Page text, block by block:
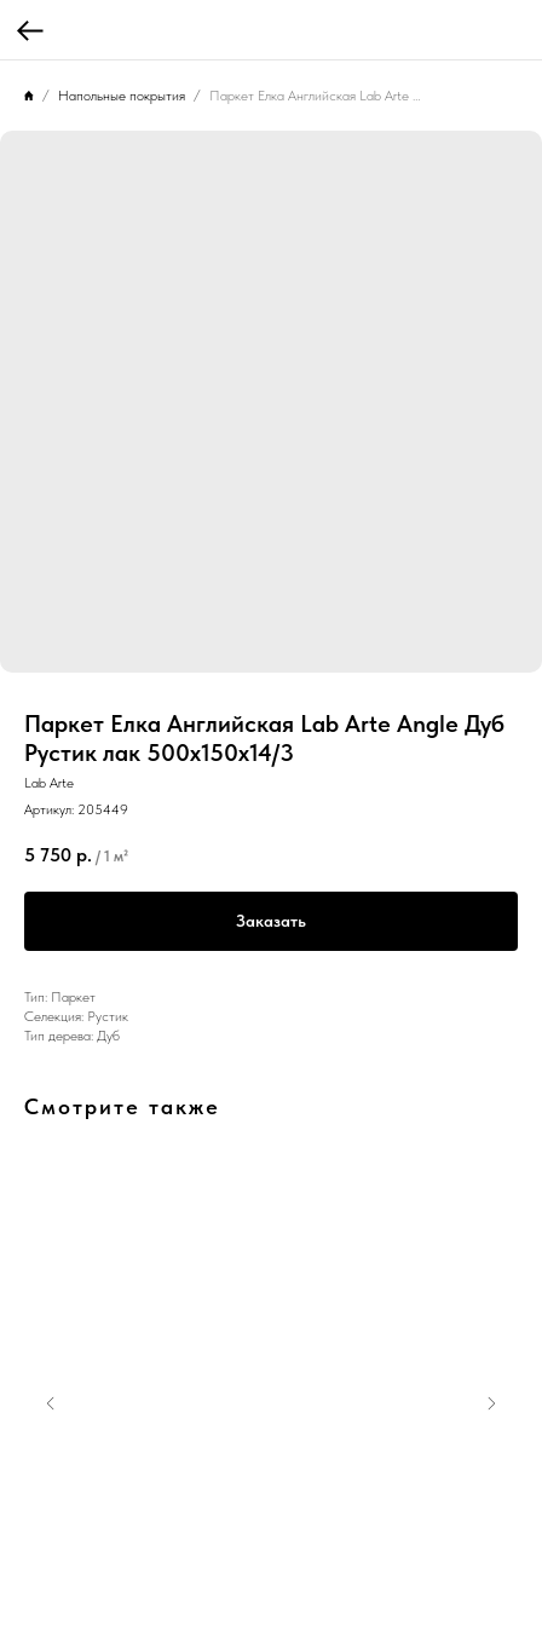
Напольные покрытия Паркет Елка Английская Lab Arte Angle Дуб Рустик лак 500х150х14/3
Паркет Елка Английская Lab Arte Angle Дуб
Рустик лак 500х150х14/3
Lab Arte
Артикул: 205449
5 750 р. / 1 м²
Заказать
Тип: Паркет
Селекция: Рустик
Тип дерева: Дуб
Смотрите также